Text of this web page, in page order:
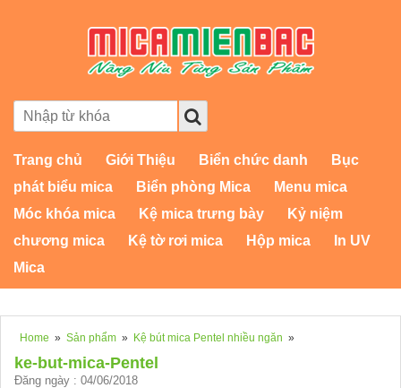
Trang chủ Giới Thiệu Biển chức danh
Bục
phát biểu mica
Biển phòng Mica
Menu mica
Móc khóa mica
Kệ mica trưng bày
Kỷ niệm
chương mica
Kệ tờ rơi mica Hộp mica
In UV
Mica
Home » Sản phẩm » Kệ bút mica Pentel nhiều ngăn »
ke-but-mica-Pentel
Đăng ngày : 04/06/2018